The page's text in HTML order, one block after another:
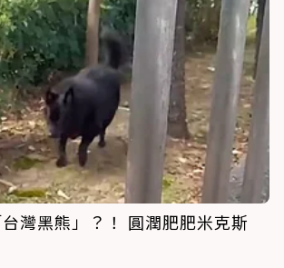
灣黑熊」？！ 圓潤肥肥米克斯